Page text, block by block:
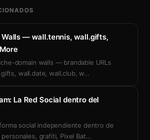
Walls — wall.tennis, wall.gifts,
domain walls — brandable URLs
wall.date, wall.club, w…
La Red Social dentro del
social independiente dentro de
grafiti, Pixel Bat…